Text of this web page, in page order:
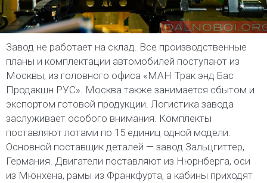
Завод не работает на склад. Все производственные
планы и комплектации автомобилей поступают из
Москвы, из головного офиса «МАН Трак энд Бас
Продакшн РУС». Москва также занимается сбытом и
экспортом готовой продукции. Логистика завода
заслуживает особого внимания. Комплекты
поставляют лотами по 15 единиц одной модели.
Основной поставщик деталей — завод Зальцгиттер,
Германия. Двигатели поставляют из Нюрнберга, оси
из Мюнхена, рамы из Франкфурта, а кабины приходят